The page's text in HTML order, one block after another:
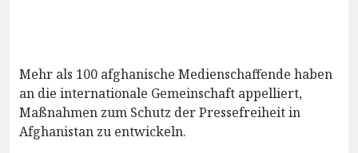
Mehr als 100 afghanische Medienschaffende haben
an die internationale Gemeinschaft appelliert,
Maßnahmen zum Schutz der Pressefreiheit in
Afghanistan zu entwickeln.